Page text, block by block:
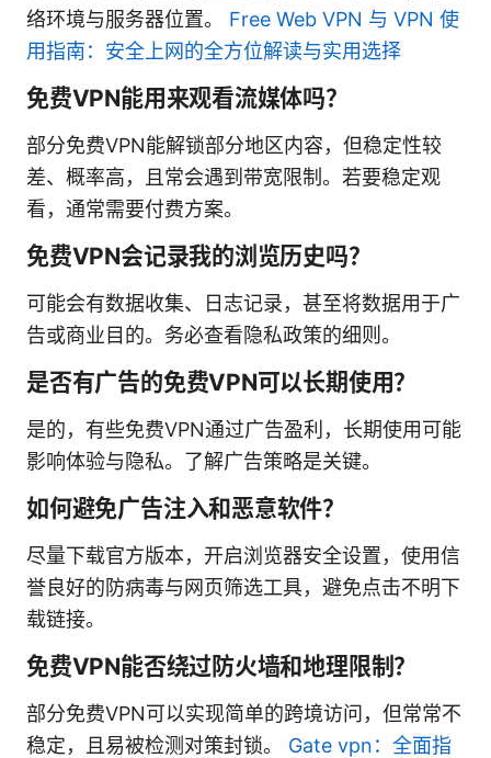
络环境与服务器位置。 Free Web VPN 与 VPN 使
用指南：安全上网的全方位解读与实用选择
免费VPN能用来观看流媒体吗？
部分免费VPN能解锁部分地区内容，但稳定性较
差、概率高，且常会遇到带宽限制。若要稳定观
看，通常需要付费方案。
免费VPN会记录我的浏览历史吗？
可能会有数据收集、日志记录，甚至将数据用于广
告或商业目的。务必查看隐私政策的细则。
是否有广告的免费VPN可以长期使用？
是的，有些免费VPN通过广告盈利，长期使用可能
影响体验与隐私。了解广告策略是关键。
如何避免广告注入和恶意软件？
尽量下载官方版本，开启浏览器安全设置，使用信
誉良好的防病毒与网页筛选工具，避免点击不明下
载链接。
免费VPN能否绕过防火墙和地理限制？
部分免费VPN可以实现简单的跨境访问，但常常不
稳定，且易被检测对策封锁。 Gate vpn：全面指